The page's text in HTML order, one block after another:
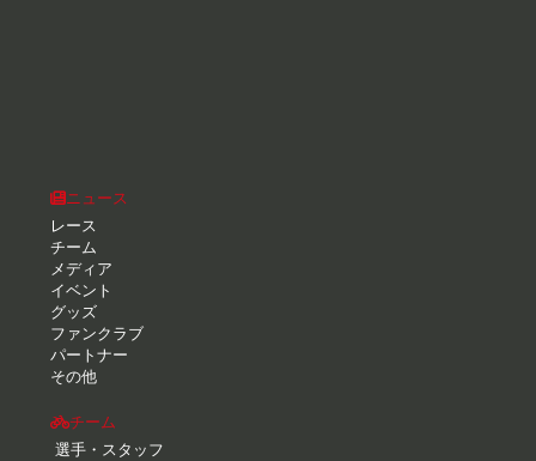
ニュース
レース
チーム
メディア
イベント
グッズ
ファンクラブ
パートナー
その他
チーム
選手・スタッフ